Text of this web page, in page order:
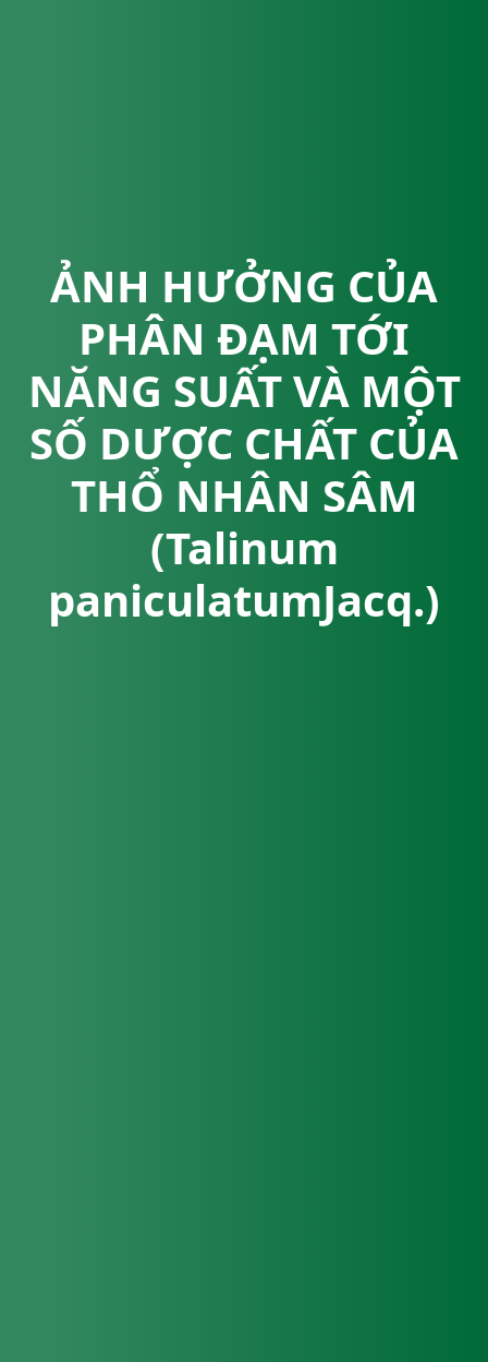
ẢNH HƯỞNG CỦA
PHÂN ĐẠM TỚI
NĂNG SUẤT VÀ MỘT
SỐ DƯỢC CHẤT CỦA
THỔ NHÂN SÂM
(Talinum
paniculatumJacq.)